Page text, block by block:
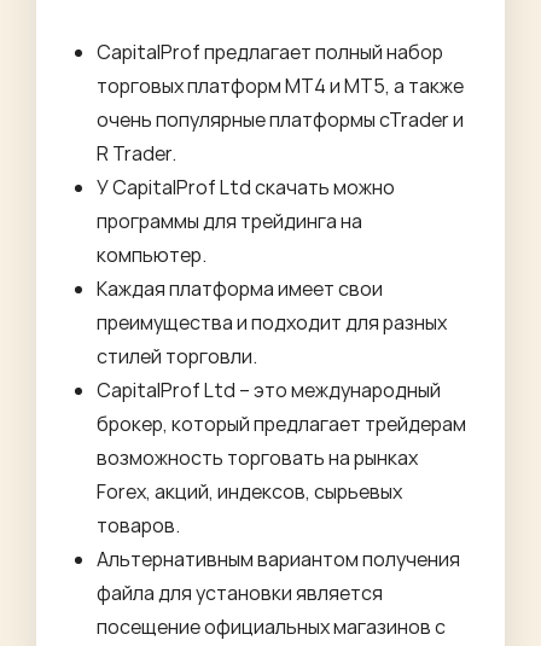
CapitalProf предлагает полный набор
торговых платформ MT4 и MT5, а также
очень популярные платформы cTrader и
R Trader.
У CapitalProf Ltd скачать можно
программы для трейдинга на
компьютер.
Каждая платформа имеет свои
преимущества и подходит для разных
стилей торговли.
CapitalProf Ltd – это международный
брокер, который предлагает трейдерам
возможность торговать на рынках
Forex, акций, индексов, сырьевых
товаров.
Альтернативным вариантом получения
файла для установки является
посещение официальных магазинов с